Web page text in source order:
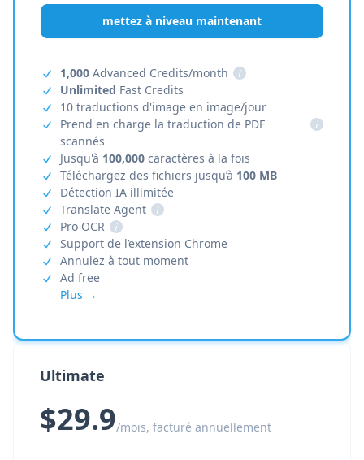
mettez à niveau maintenant
1,000 Advanced Credits/month
i
Unlimited Fast Credits
10 traductions d'image en image/jour
Prend en charge la traduction de PDF
scannés
i
Jusqu'à 100,000 caractères à la fois
Téléchargez des fichiers jusqu’à 100 MB
Détection IA illimitée
Translate Agent
i
Pro OCR
i
Support de l’extension Chrome
Annulez à tout moment
Ad free
Plus →
Ultimate
$29.9/mois, facturé annuellement